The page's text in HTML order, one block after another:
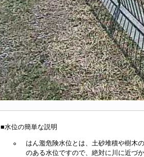
■水位の簡単な説明
はん濫危険水位とは、土砂堆積や樹木
のある水位ですので、絶対に川に近づ